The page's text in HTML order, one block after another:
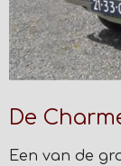
De
Een van de